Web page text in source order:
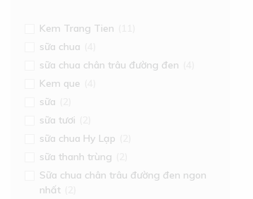
Kem Trang Tien
sữa chua
sữa chua chân trâu đường đen
Kem que
sữa
sữa tươi
sữa chua Hy Lạp
sữa thanh trùng
Sữa chua chân trâu đường đen ngon
nhất